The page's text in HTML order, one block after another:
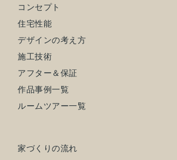
コンセプト
住宅性能
デザインの考え方
施工技術
アフター＆保証
作品事例一覧
ルームツアー一覧
家づくりの流れ